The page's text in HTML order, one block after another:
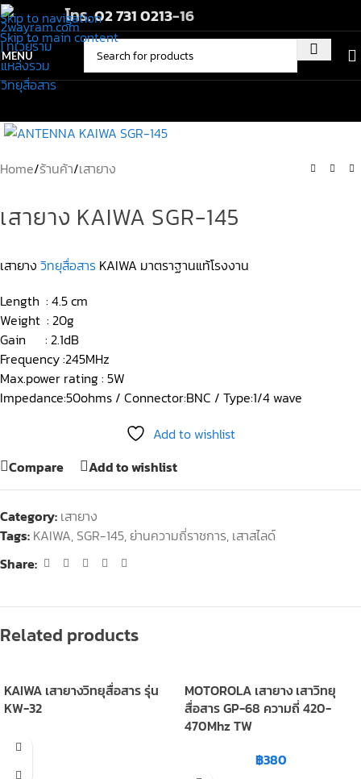
Skip to navigation
Skip to main content
โทร.02 731 0213-16
MENU
Home/ร้านค้า/เสายาง
เสายาง KAIWA SGR-145
เสายาง วิทยุสื่อสาร KAIWA มาตราฐานแท้โรงงาน
Length : 4.5 cm
Weight : 20g
Gain : 2.1dB
Frequency :245MHz
Max.power rating : 5W
Impedance:50ohms / Connector:BNC / Type:1/4 wave
Add to wishlist
Compare
Add to wishlist
Category: เสายาง
Tags: KAIWA, SGR-145,ย่านความถี่ราชการ, เสาสไลด์
Share:
Related products
KAIWA เสายางวิทยุสื่อสาร รุ่น
KW-32
MOTOROLA เสายาง เสาวิทยุ
สื่อสาร GP-68 ความถี่ 420-
470Mhz TW
฿380